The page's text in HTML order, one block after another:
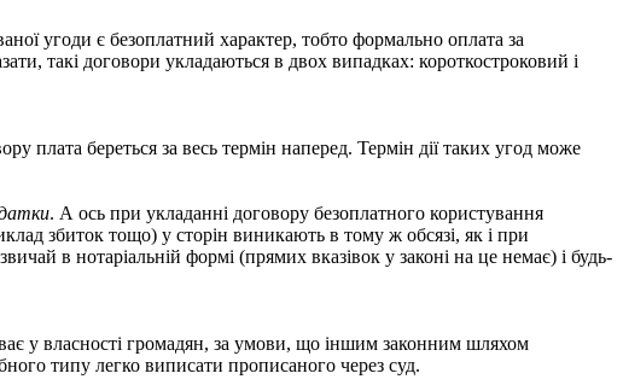
угоди є безоплатний характер, тобто формально оплата за
такі договори укладаються в двох випадках: короткостроковий і
плата береться за весь термін наперед. Термін дії таких угод може
. А ось при укладанні договору безоплатного користування
збиток тощо) у сторін виникають в тому ж обсязі, як і при
в нотаріальній формі (прямих вказівок у законі на це немає) і будь-
у власності громадян, за умови, що іншим законним шляхом
типу легко виписати прописаного через суд.